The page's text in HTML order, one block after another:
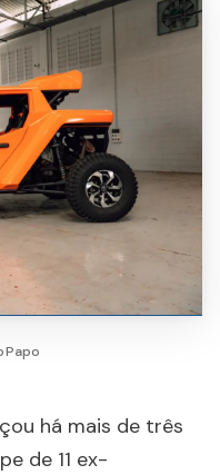
há mais de três
de 11 ex-